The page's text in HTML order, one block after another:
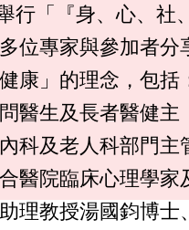
行「『身、心、社
位專家與參加者分
康」的理念，包括
醫生及長者醫健主
科及老人科部門主
醫院臨床心理學家
理教授湯國鈞博士